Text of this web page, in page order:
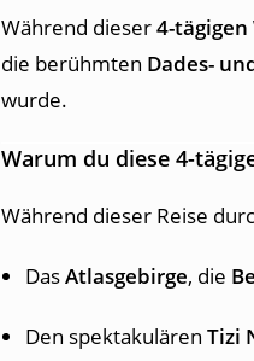
Während dieser4-
die berühmten Dades-
wurde.
Warum du diese 4-
Während dieser Reise
DasAtlasgebirge, die
Den spektakulären Tizi